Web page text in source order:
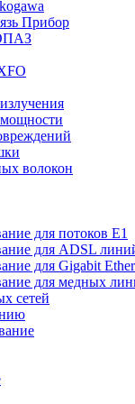
Прибор
волокон
для потоков Е1
для ADSL
для Gigabit
для медных
сетей